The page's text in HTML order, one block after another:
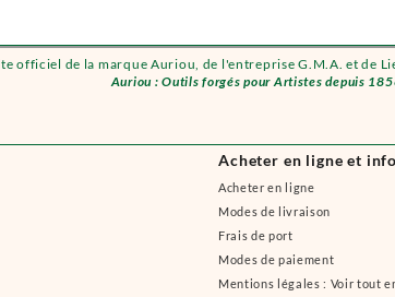
officiel de la marque Auriou, de l'entreprise G.M.A. et de
Auriou : Outils forgés pour Artistes depuis
Acheter en ligne et
Acheter en ligne
Modes de livraison
Frais de port
Modes de paiement
Mentions légales : Voir tout